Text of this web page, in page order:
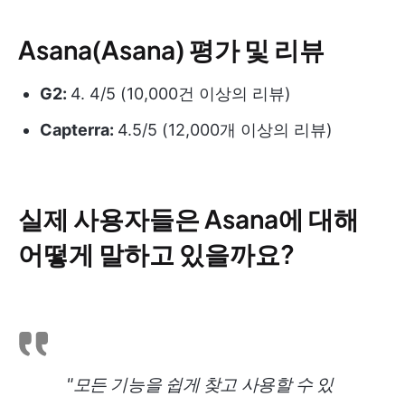
Asana(Asana) 평가 및 리뷰
G2: 4. 4/5 (10,000건 이상의 리뷰)
Capterra: 4.5/5 (12,000개 이상의 리뷰)
실제 사용자들은 Asana에 대해
어떻게 말하고 있을까요?
"모든 기능을 쉽게 찾고 사용할 수 있